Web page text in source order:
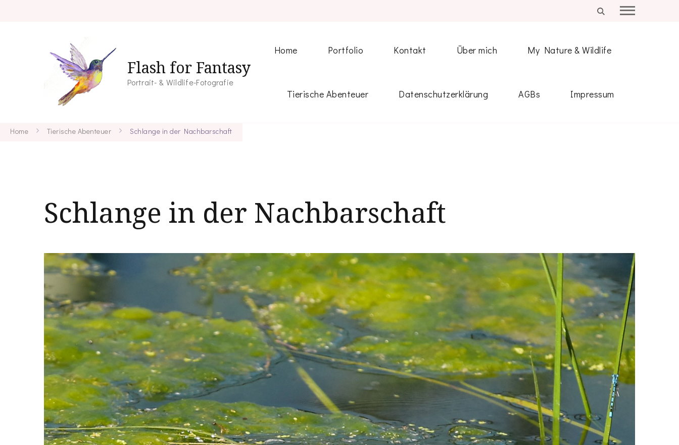
Flash for Fantasy
Portrait- & Wildlife-Fotografie
Home Portfolio Kontakt Über mich My Nature & Wildlife
Tierische Abenteuer Datenschutzerklärung AGBs Impressum
Home Tierische Abenteuer Schlange in der Nachbarschaft
Schlange in der Nachbarschaft